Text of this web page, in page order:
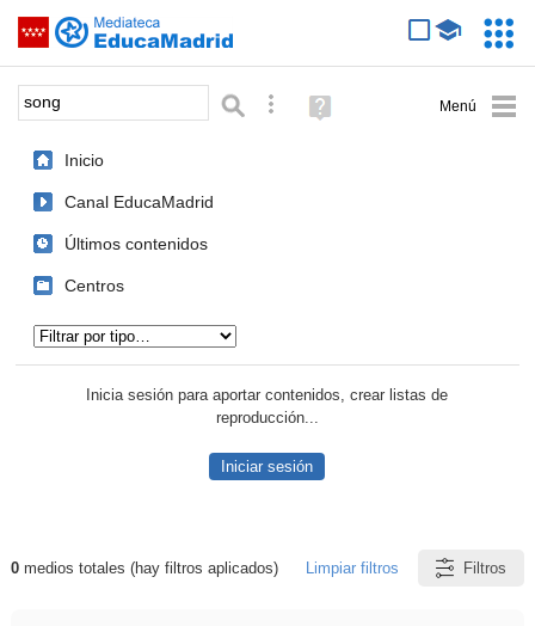
Saltar navegación
Palabra o frase: Búsqueda avanzada
Ayuda
(en
Inicio
Canal EducaMadrid
Últimos contenidos
Centros
Inicia sesión para aportar contenidos, crear listas de
reproducción...
Iniciar sesión
Resultados de: song
0medios totales (hay filtros aplicados) Limpiar filtros Filtros